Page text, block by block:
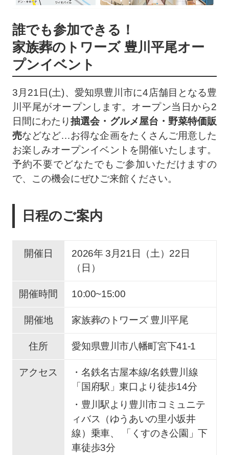
誰でも参加できる！
家族葬のトワーズ 豊川平尾オー
プンイベント
3月21日(土)、愛知県豊川市に4店舗目となる豊
川平尾がオープンします。オープン当日から2
日間にわたり抽選会・グルメ屋台・野菜特価販
売などなど…お得な企画をたくさんご用意した
お楽しみオープンイベントを開催いたします。
予約不要でどなたでもご参加いただけますの
で、この機会にぜひご来館ください。
日程のご案内
開催日 2026年 3月 21 日（土） 22 日
（日）
開催時間 10:00~15:00
開催地 家族葬のトワーズ 豊川平尾
住所 愛知県豊川市八幡町宮下41-1
アクセス
・名鉄名古屋本線/名鉄豊川線
「国府駅」東口より徒歩14分
・豊川駅より豊川市コミュニテ
ィバス（ゆうあいの里小坂井
線）乗車、 「くすのき公園」下
車徒歩3分